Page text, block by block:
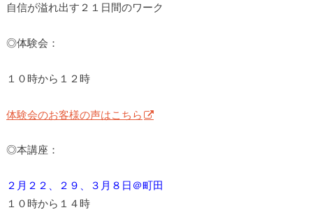
自信が溢れ出す２１日間のワーク
◎体験会：
１０時から１２時
体験会のお客様の声はこちら
◎本講座：
２月２２、２９、３月８日＠町田
１０時から１４時